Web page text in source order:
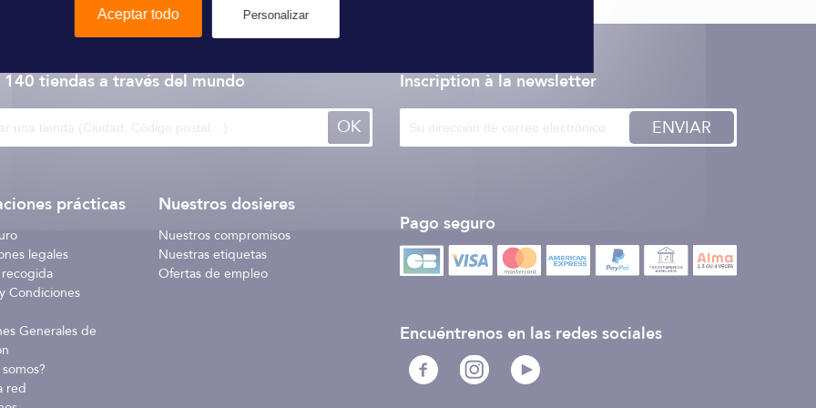
Bermudes
140 tiendasa través del mundo
OK
prácticas
legales
Condiciones
Generales de
red
Nuestros dosieres
Nuestros compromisos
Nuestras etiquetas
Ofertas de empleo
Inscription à la newsletter
ENVIAR
Pago seguro
Encuéntrenos en las redes sociales
Aceptar todo Personalizar